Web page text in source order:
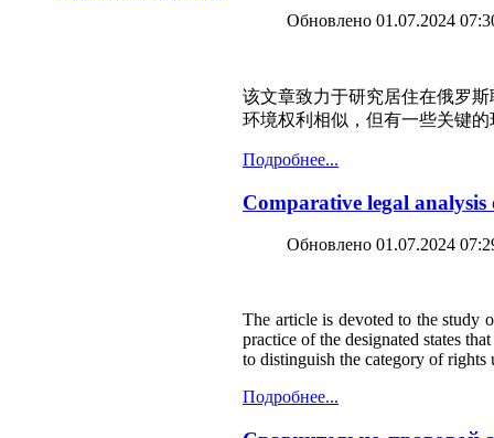
Обновлено 01.07.2024
该文章致力于研究居住在俄罗
环境权利相似，但有一些关键
Подробнее...
Comparative legal
Обновлено 01.07.2024
The article is devoted to the study
practice of the designated states
to distinguish the category of rights
Подробнее...